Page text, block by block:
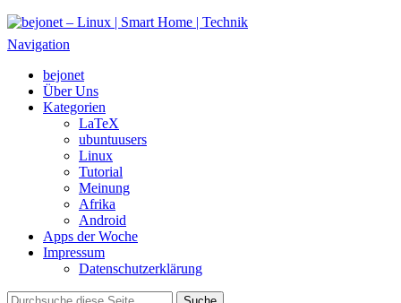
bejonet – Linux | Smart Home | Technik
Das Blog über Technik, Linux und Smart Home
Navigation
bejonet
Über Uns
Kategorien
LaTeX
ubuntuusers
Linux
Tutorial
Meinung
Afrika
Android
Apps der Woche
Impressum
Datenschutzerklärung